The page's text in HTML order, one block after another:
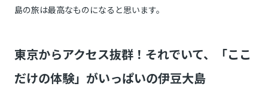
島の旅は最高なものになると思います。
東京からアクセス抜群！それでいて、「ここ
だけの体験」がいっぱいの伊豆大島